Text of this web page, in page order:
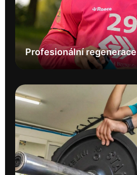
Profesionální regenerace